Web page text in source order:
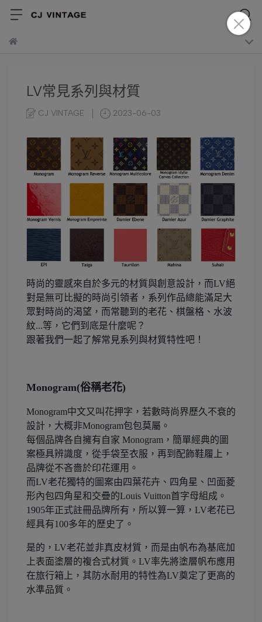
LV常見系列與材質
CJ VINTAGE 2023-06-03
時尚的靈感來自於多元的材質與創意設計，而LV絕
對是無可比擬的時尚引領者，系列作品總能滿足大
眾對時尚的渴望，而常聽到的老花、棋盤格、水波
紋...等，它們到底是什麼呢？
跟著我們一起了解常見系列與材質特性吧！
Monogram(俗稱老花)
Monogram中文又叫花押字，若數時尚界歷久不衰的
設計，大概非Monogram包包莫屬。
每個品牌各自擁有自家 Monogram，簡單經典的圖
案極具辨識度，從手袋至衣服，再到配飾鞋履上，
品牌從不吝嗇於印花運用。
而LV老花獨特的圖案由四葉花卉、四角星、凹面菱
形內包四角星和交疊的Louis Vuitton首字母組成。
1905年正式註冊品牌所有，所以算一算，LV老花已
經具有100多年的歷史了。
是的，LV老花並非真皮材質，而是由帆布為基底加
上表面塗層的複合式材質。LV率先將塗層帆布應用
在旅行箱上，其防水耐用的特性為LV奠定了更高的
水準品質。